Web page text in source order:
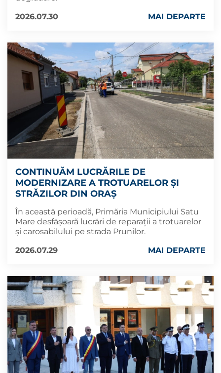
2026.07.30
MAI DEPARTE
CONTINUĂM LUCRĂRILE DE
MODERNIZARE A TROTUARELOR ȘI
STRĂZILOR DIN ORAȘ
În această perioadă, Primăria Municipiului Satu
Mare desfășoară lucrări de reparații a trotuarelor
și carosabilului pe strada Prunilor.
2026.07.29
MAI DEPARTE